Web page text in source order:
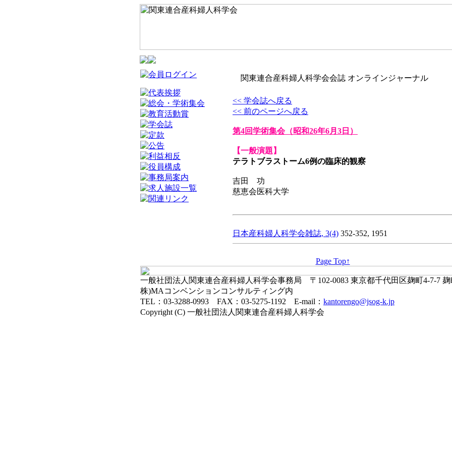
関東連合産科婦人科学会会誌 オンラインジャーナル
<< 学会誌へ戻る
<< 前のページへ戻る
第4回学術集会（昭和26年6月3日）
【一般演題】
テラトブラストーム6例の臨床的観察
吉田 功
慈恵会医科大学
日本産科婦人科学会雑誌, 3(4) 352-352, 1951
Page Top↑
一般社団法人関東連合産科婦人科学会事務局 〒102-0083 東京都千代田区麹町4-7-7
株)MAコンベンションコンサルティング内
TEL：03-3288-0993 FAX：03-5275-1192 E-mail： kantorengo@jsog-k.jp
Copyright (C) 一般社団法人関東連合産科婦人科学会